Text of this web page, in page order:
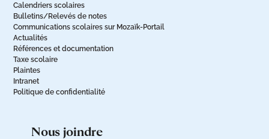
Calendriers scolaires
Bulletins/Relevés de notes
Communications scolaires sur Mozaïk-Portail
Actualités
Références et documentation
Taxe scolaire
Plaintes
Intranet
Politique de confidentialité
nous joindre